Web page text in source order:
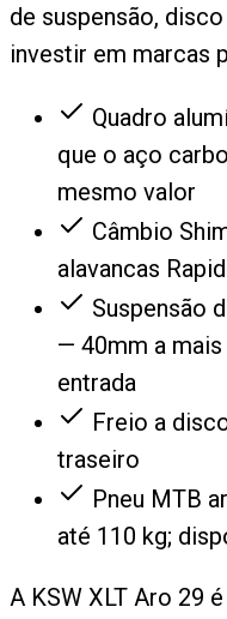
de suspensão,
investir em marcas
Quadro
que o aço
mesmo valor
Câmbio
alavancas
Suspensão
— 40mm a mais
entrada
Freio a
traseiro
Pneu MTB
até 110 kg;
A KSW XLT Aro 29